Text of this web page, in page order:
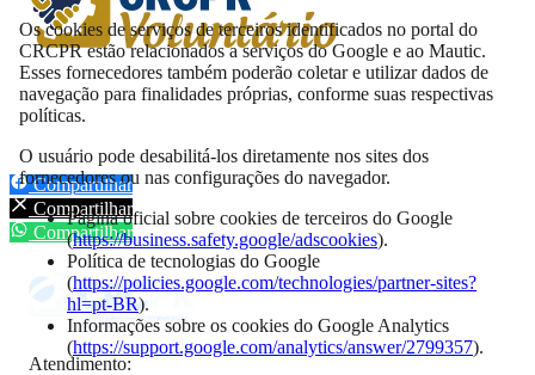
Compartilhar
Compartilhar
Compartilhar
Atendimento:
Os cookies de serviços de terceiros identificados no portal do
CRCPR estão relacionados a serviços do Google e ao Mautic.
Esses fornecedores também poderão coletar e utilizar dados de
navegação para finalidades próprias, conforme suas respectivas
políticas.
O usuário pode desabilitá-los diretamente nos sites dos
fornecedores ou nas configurações do navegador.
Página oficial sobre cookies de terceiros do Google
(https://business.safety.google/adscookies).
Política de tecnologias do Google
(https://policies.google.com/technologies/partner-sites?
hl=pt-BR).
Informações sobre os cookies do Google Analytics
(https://support.google.com/analytics/answer/2799357).